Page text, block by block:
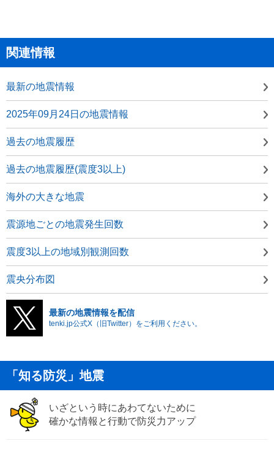
関連情報
最新の地震情報
2025年09月24日の地震情報
過去の地震履歴
過去の地震履歴(震度3以上)
海外の大きな地震
震源地ごとの地震発生回数
震度3以上の地域別観測回数
震央分布図
最新の地震情報を配信
tenki.jp公式X（旧Twitter）をご利用ください。
「知る防災」地震
いざという時にあわてないために
確かな情報と行動で防災力アップ